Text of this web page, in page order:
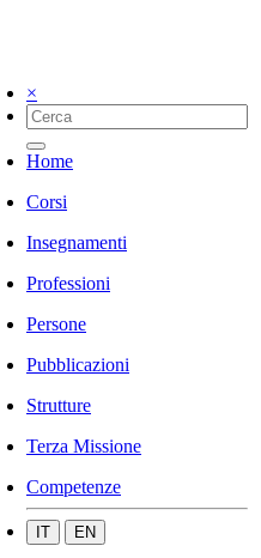
×
Home
Corsi
Insegnamenti
Professioni
Persone
Pubblicazioni
Strutture
Terza Missione
Competenze
IT EN